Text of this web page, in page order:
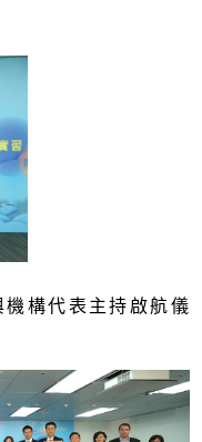
構代表主持啟航儀